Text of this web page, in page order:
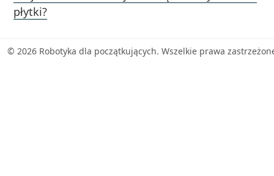
płytki?
© 2026 Robotyka dla początkujących. Wszelkie prawa